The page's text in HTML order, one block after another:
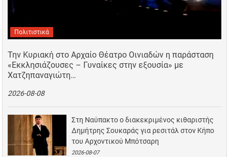
Πολιτιστικά
Την Κυριακή στο Αρχαίο Θέατρο Οινιαδών η παράσταση
«Εκκλησιάζουσες – Γυναίκες στην εξουσία» με
Χατζηπαναγιώτη…
2026-08-08
Στη Ναύπακτο ο διακεκριμένος κιθαριστής
Δημήτρης Σουκαράς για ρεσιτάλ στον Κήπο
του Αρχοντικού Μπότσαρη
2026-08-07